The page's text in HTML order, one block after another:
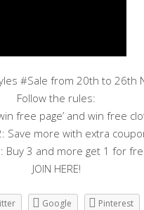
#Sale from 20th to 26th
Follow the rules:
free page’ and win free
Save more with extra
Buy 3 and more get 1 for
JOIN HERE!
Google Pinterest